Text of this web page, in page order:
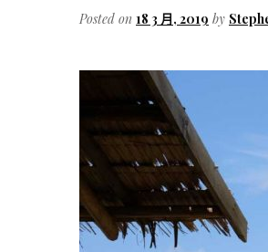
Posted on 18 3 月, 2019 by